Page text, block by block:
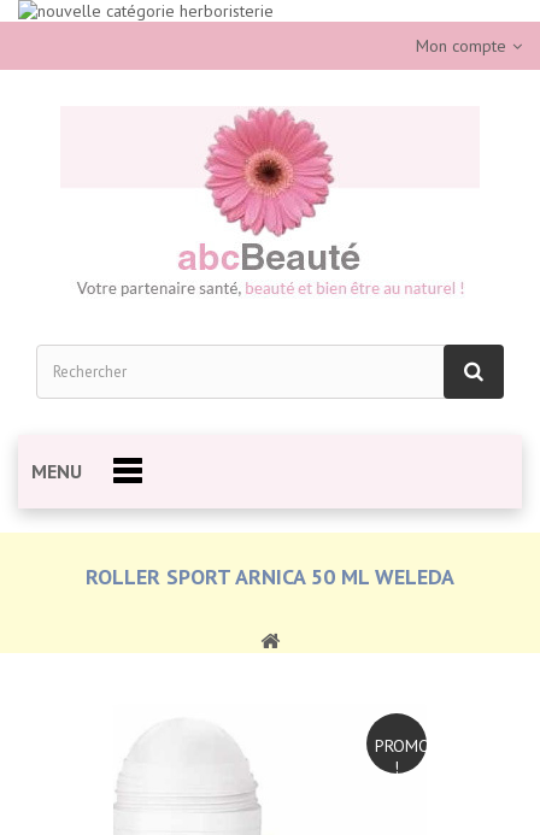
Mon compte
MENU
ROLLER SPORT ARNICA 50 ML WELEDA
PROMO
!